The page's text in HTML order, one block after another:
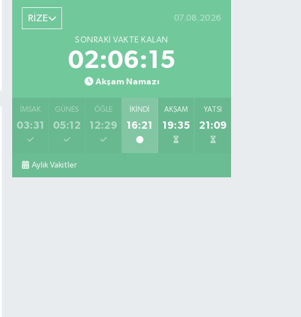
RİZE 07.08.2026
SONRAKI VAKTE KALAN
02:06:14
Akşam Namazı
İMSAK
03:31
GÜNEŞ
05:12
ÖĞLE
12:29
İKINDI
16:21
AKŞAM
19:35
YATSI
21:09
Aylık Vakitler